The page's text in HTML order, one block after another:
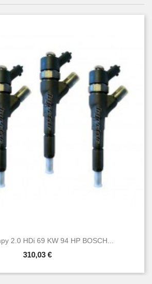
2.0 HDi 69 KW 94 HP BOSCH...
310,03 €